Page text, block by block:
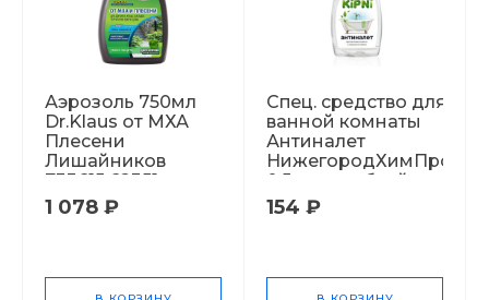
Аэрозоль 750мл
Dr.Klaus от МХА
Плесени
Лишайников
733615 62351
1 078 ₽
Спец. средство для
ванной комнаты
Антиналет
НижегородХимПром,
0,5 л. с пробкой
триггер 1047051
154 ₽